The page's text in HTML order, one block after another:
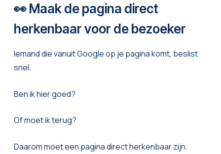
👀 Maak de pagina direct
herkenbaar voor de bezoeker
Iemand die vanuit Google op je pagina komt, beslist
snel.
Ben ik hier goed?
Of moet ik terug?
Daarom moet een pagina direct herkenbaar zijn.